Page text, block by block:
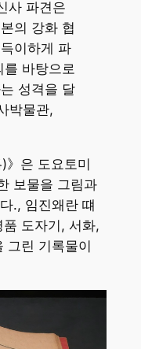
사 파견은
의 강화 협
이하게 파
를 바탕으로
성격을 달
박물관,
》은 도요토미
보물을 그림과
., 임진왜란 떄
도자기, 서화,
그린 기록물이